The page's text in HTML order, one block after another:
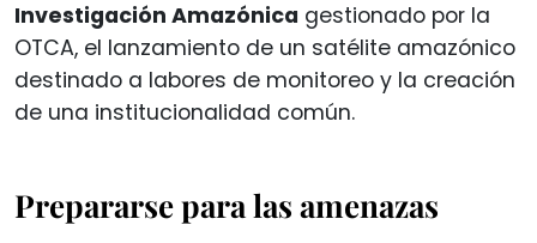
Investigación Amazónica gestionado por la
OTCA, el lanzamiento de un satélite amazónico
destinado a labores de monitoreo y la creación
de una institucionalidad común.
Prepararse para las amenazas